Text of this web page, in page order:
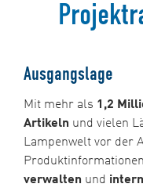
Ausgangslage
Mit mehr als 1,2
Artikeln und vielen
Lampenwelt vor der
Produktinformationen
verwalten und